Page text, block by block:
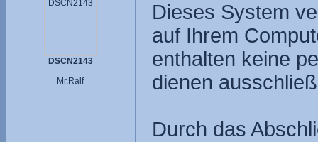
DSCN2143
Mr.Ralf
Dieses System
auf Ihrem
enthalten keine
dienen
Durch das